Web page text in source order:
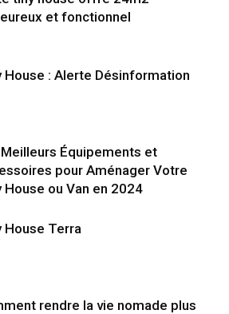
et fonctionnel
House : Alerte Désinformation
Équipements et
pour Aménager Votre
House ou Van en 2024
House Terra
rendre la vie nomade plus